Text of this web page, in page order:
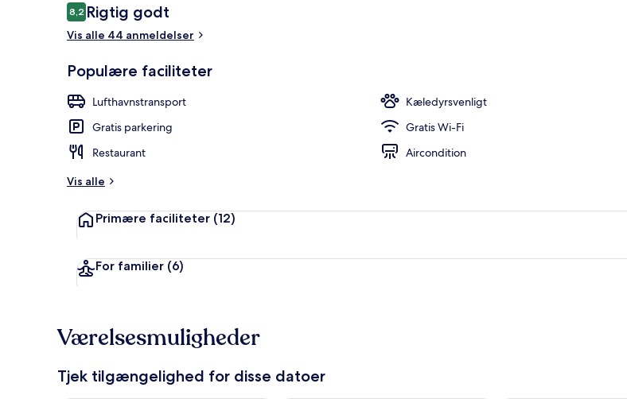
Anmeldelser
8,28,2 ud af 10.
Rigtig godt
Vis alle 44 anmeldelser
Populære faciliteter
Lufthavnstransport
Kæledyrsvenligt
Gratis parkering
Gratis Wi-Fi
Restaurant
Aircondition
Vis alle
Primære faciliteter (12)
For familier (6)
Værelsesmuligheder
Tjek tilgængelighed for disse datoer